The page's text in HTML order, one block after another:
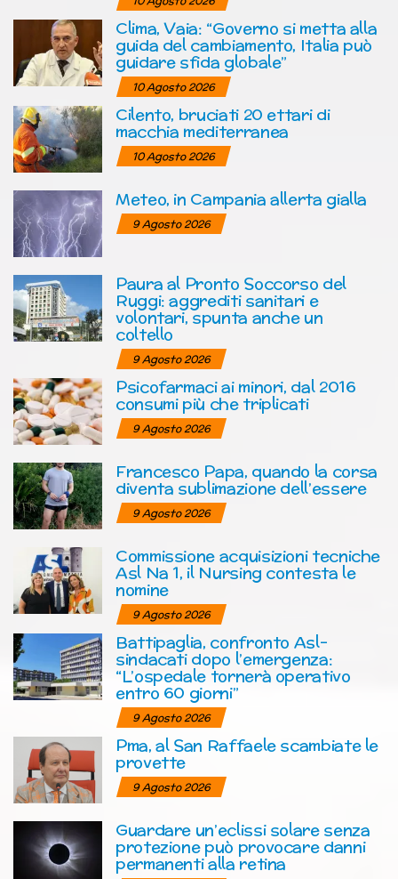
Clima, Vaia: “Governo si metta alla
guida del cambiamento, Italia può
guidare sfida globale”
10 Agosto 2026
Cilento, bruciati 20 ettari di
macchia mediterranea
10 Agosto 2026
Meteo, in Campania allerta gialla
9 Agosto 2026
Paura al Pronto Soccorso del
Ruggi: aggrediti sanitari e
volontari, spunta anche un
coltello
9 Agosto 2026
Psicofarmaci ai minori, dal 2016
consumi più che triplicati
9 Agosto 2026
Francesco Papa, quando la corsa
diventa sublimazione dell’essere
9 Agosto 2026
Commissione acquisizioni tecniche
Asl Na 1, il Nursing contesta le
nomine
9 Agosto 2026
Battipaglia, confronto Asl-
sindacati dopo l’emergenza:
“L’ospedale tornerà operativo
entro 60 giorni”
9 Agosto 2026
Pma, al San Raffaele scambiate le
provette
9 Agosto 2026
Guardare un’eclissi solare senza
protezione può provocare danni
permanenti alla retina